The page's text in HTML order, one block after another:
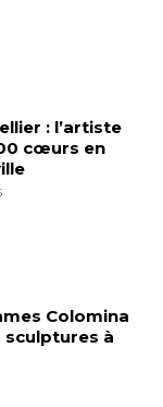
: l’artiste
cœurs en
Colomina
sculptures à